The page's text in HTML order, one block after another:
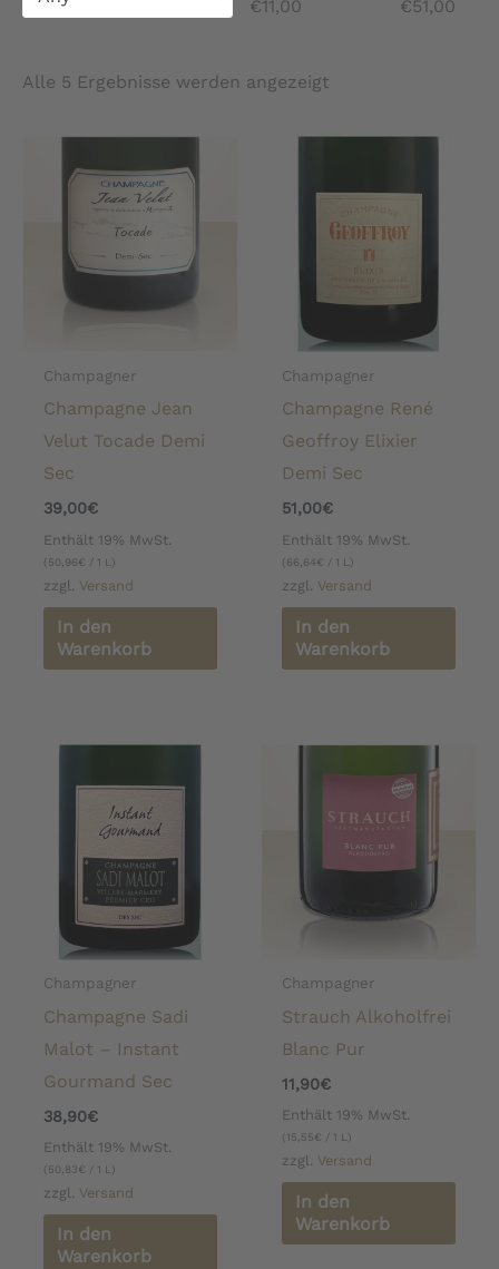
€11,00 €51,00
Alle 5 Ergebnisse werden angezeigt
Champagner
Champagne Jean
Velut Tocade Demi
Sec
39,00€
Enthält 19% MwSt.
(50,96€ / 1 L)
zzgl. Versand
In den
Warenkorb
Champagner
Champagne René
Geoffroy Elixier
Demi Sec
51,00€
Enthält 19% MwSt.
(66,64€ / 1 L)
zzgl. Versand
In den
Warenkorb
Champagner
Champagne Sadi
Malot – Instant
Gourmand Sec
38,90€
Enthält 19% MwSt.
(50,83€ / 1 L)
zzgl. Versand
In den
Warenkorb
Champagner
Strauch Alkoholfrei
Blanc Pur
11,90€
Enthält 19% MwSt.
(15,55€ / 1 L)
zzgl. Versand
In den
Warenkorb